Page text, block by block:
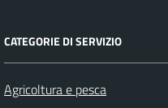
CATEGORIE DI SERVIZIO
Agricoltura e pesca